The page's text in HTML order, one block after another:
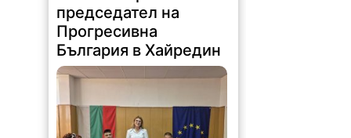
председател на
Прогресивна
България в Хайредин